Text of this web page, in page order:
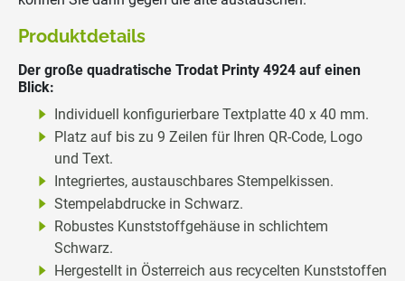
Produktdetails
Der große quadratische Trodat Printy 4924 auf einen
Blick:
Individuell konfigurierbare Textplatte 40 x 40 mm.
Platz auf bis zu 9 Zeilen für Ihren QR-Code, Logo
und Text.
Integriertes, austauschbares Stempelkissen.
Stempelabdrucke in Schwarz.
Robustes Kunststoffgehäuse in schlichtem
Schwarz.
Hergestellt in Österreich aus recycelten Kunststoffen